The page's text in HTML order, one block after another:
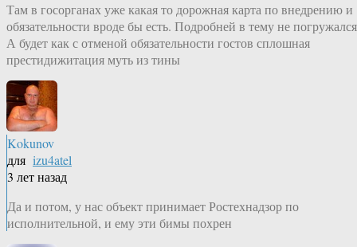
Там в госорганах уже какая то дорожная карта по внедрению и
обязательности вроде бы есть. Подробней в тему не
А будет как с отменой обязательности гостов сплошная
престидижитация муть из тины
Kokunov
для izu4atel
3 лет назад
Да и потом, у нас объект принимает Ростехнадзор по
исполнительной, и ему эти бимы похрен